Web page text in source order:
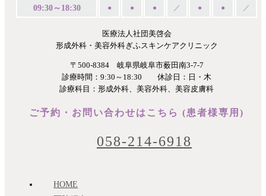
09:30～18:30 ● ● ● ／ ● ● ／
医療法人社団美啓会
形成外科・美容外科ぎふスキンケアクリニック
〒500-8384 岐阜県岐阜市薮田南3-7-7
診療時間：9:30～18:30 休診日：日・木
診療科目：形成外科、美容外科、美容皮膚科
ご予約・お問い合わせはこちら (患者様専用)
058-214-6918
HOME